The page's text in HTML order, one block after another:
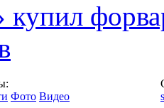
купил
Фото Видео